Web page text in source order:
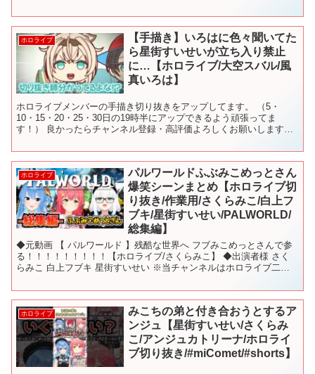
ホロライブ
【手描き】いろはに色々聞いてた
ら星街すいせいが立ち入り禁止
に…【ホロライブ/大空スバル/風
真いろは】
ホロライブメンバーの手描き切り抜きをアップしてます。 （5・
10・15・20・25・30日の19時半にアップできるよう頑張ってま
す！） 良かったらチャンネル登録・高評価よろしくお願いします。
ホロライブ
パルワールドふぶみこめっとさん
爆笑シーンまとめ【ホロライブ切
り抜き/作業用/さくらみこ/白上フ
ブキ/星街すいせい/PALWORLD/
総集編】
◆元動画 【 パルワールド 】残酷な世界へ フブみこめっとさんで参
る！！！！！！！！！【ホロライブ/さくらみこ】 ◆出演者様 さく
らみこ 白上フブキ 星街すいせい ※当チャンネルはホロライブ二次
ホロライブ
みこちの弟と付き合おうとするア
ンジュ【星街すいせい/さくらみ
こ/アンジュカトリーナ/ホロライ
ブ切り抜き/#miComet/#shorts】